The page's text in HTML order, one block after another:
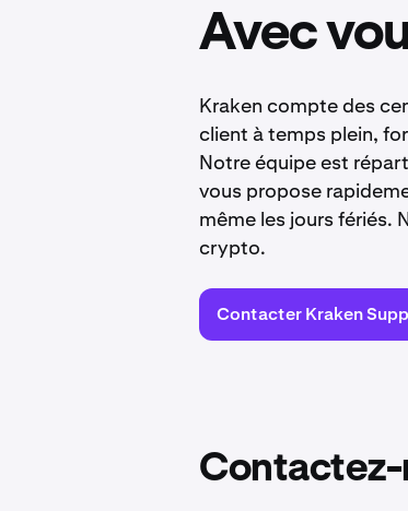
Avec
Kraken compte des
client à temps plein,
Notre équipe est
vous propose
même les jours fériés.
crypto.
Contacter Kraken